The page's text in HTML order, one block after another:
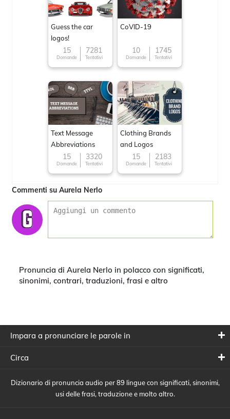
Guess the car
logos!
15
Domande
7281
Tentativi
CoVID-19
10
Domande
1745
Tentativi
Text Message
Abbreviations
15
Domande
3320
Tentativi
Clothing Brands
and Logos
15
Domande
2183
Tentativi
Commenti su Aurela Nerlo
Pronuncia di Aurela Nerlo in polacco con significati,
sinonimi, contrari, traduzioni, frasi e altro
Impara a pronunciare le parole in
Circa
Dizionario di pronuncia audio per 89 lingue con significati, sinonimi,
usi delle frasi, traduzione e molto altro.